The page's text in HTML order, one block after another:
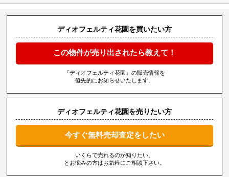
ディオフェルティ花園を買いたい方
この物件が売り出されたら教えて！
『ディオフェルティ花園』の販売情報を
優先的にお知らせいたします。
ディオフェルティ花園を売りたい方
今すぐ無料売却査定をしたい
いくらで売れるのか知りたい、
とお悩みの方はお気軽にご相談下さい。